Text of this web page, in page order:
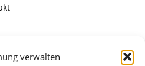
verwalten